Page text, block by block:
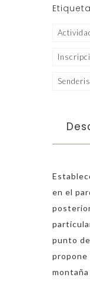
en el
punto
propone